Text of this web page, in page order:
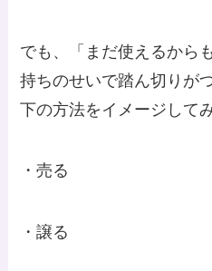
でも、「まだ使えるから
持ちのせいで踏ん切りが
下の方法をイメージして
・売る
・譲る